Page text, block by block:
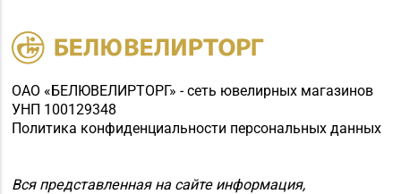
ОАО «БЕЛЮВЕЛИРТОРГ» - сеть ювелирных магазинов
УНП 100129348
Политика конфиденциальности персональных данных
Вся представленная на сайте информация,